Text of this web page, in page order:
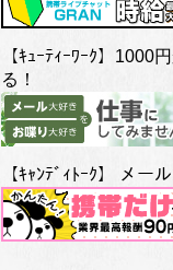
【ｷｭｰﾃｨｰﾜｰｸ】1000
る！
【ｷｬﾝﾃﾞｨﾄｰｸ】 メー